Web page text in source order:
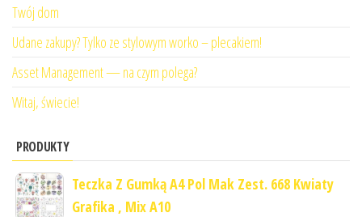
Twój dom
Udane zakupy? Tylko ze stylowym worko – plecakiem!
Asset Management — na czym polega?
Witaj, świecie!
PRODUKTY
Teczka Z Gumką A4 Pol Mak Zest. 668 Kwiaty
Grafika , Mix A10